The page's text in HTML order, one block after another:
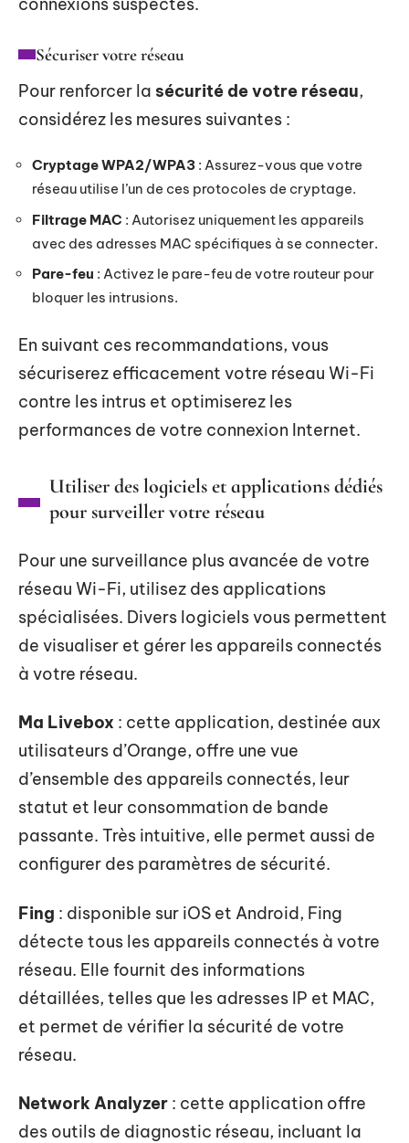
Sécuriser votre réseau
Pour renforcer la sécurité de votre réseau,
considérez les mesures suivantes :
Cryptage WPA2/WPA3 : Assurez-vous que votre
réseau utilise l’un de ces protocoles de cryptage.
Filtrage MAC : Autorisez uniquement les appareils
avec des adresses MAC spécifiques à se connecter.
Pare-feu : Activez le pare-feu de votre routeur pour
bloquer les intrusions.
En suivant ces recommandations, vous
sécuriserez efficacement votre réseau Wi-Fi
contre les intrus et optimiserez les
performances de votre connexion Internet.
Utiliser des logiciels et applications dédiés
pour surveiller votre réseau
Pour une surveillance plus avancée de votre
réseau Wi-Fi, utilisez des applications
spécialisées. Divers logiciels vous permettent
de visualiser et gérer les appareils connectés
à votre réseau.
Ma Livebox : cette application, destinée aux
utilisateurs d’Orange, offre une vue
d’ensemble des appareils connectés, leur
statut et leur consommation de bande
passante. Très intuitive, elle permet aussi de
configurer des paramètres de sécurité.
Fing : disponible sur iOS et Android, Fing
détecte tous les appareils connectés à votre
réseau. Elle fournit des informations
détaillées, telles que les adresses IP et MAC,
et permet de vérifier la sécurité de votre
réseau.
Network Analyzer : cette application offre
des outils de diagnostic réseau, incluant la